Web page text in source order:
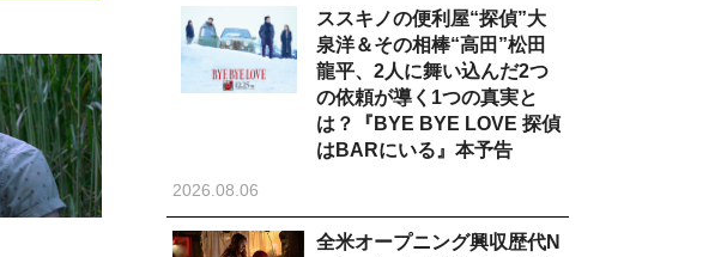
ススキノの便利屋“探偵”大
泉洋＆その相棒“高田”松田
龍平、2人に舞い込んだ2つ
の依頼が導く1つの真実と
は？『BYE BYE LOVE 探偵
はBARにいる』本予告
2026.08.06
全米オープニング興収歴代N